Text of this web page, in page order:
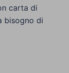
carta di
bisogno di